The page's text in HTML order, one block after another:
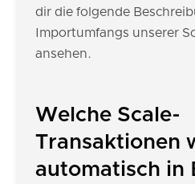
dir die folgende
Importumfangs unserer
ansehen.
Welche Scale-
Transaktionen
automatisch in